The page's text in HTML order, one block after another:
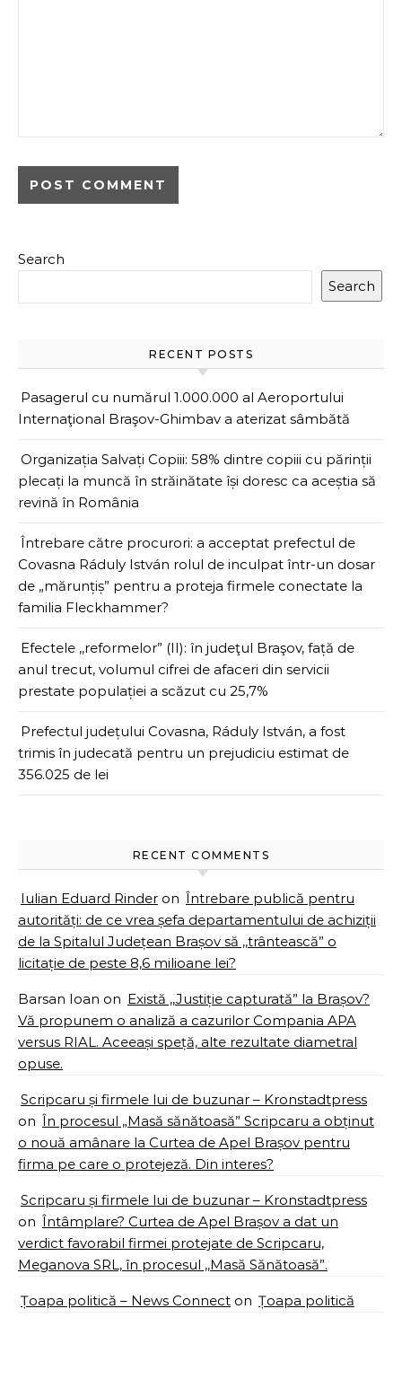
Search
Search
RECENT POSTS
Pasagerul cu numărul 1.000.000 al Aeroportului
Internaţional Braşov-Ghimbav a aterizat sâmbătă
Organizația Salvați Copiii: 58% dintre copiii cu părinții
plecați la muncă în străinătate își doresc ca aceștia să
revină în România
Întrebare către procurori: a acceptat prefectul de
Covasna Ráduly István rolul de inculpat într-un dosar
de „mărunțiș” pentru a proteja firmele conectate la
familia Fleckhammer?
Efectele ,,reformelor” (II): în judeţul Braşov, față de
anul trecut, volumul cifrei de afaceri din servicii
prestate populației a scăzut cu 25,7%
Prefectul județului Covasna, Ráduly István, a fost
trimis în judecată pentru un prejudiciu estimat de
356.025 de lei
RECENT COMMENTS
Iulian Eduard Rinder on Întrebare publică pentru
autorități: de ce vrea șefa departamentului de achiziții
de la Spitalul Județean Brașov să ,,trântească” o
licitație de peste 8,6 milioane lei?
Barsan Ioan on Există ,,Justiție capturată” la Brașov?
Vă propunem o analiză a cazurilor Compania APA
versus RIAL. Aceeași speță, alte rezultate diametral
opuse.
Scripcaru și firmele lui de buzunar – Kronstadtpress
on În procesul „Masă sănătoasă” Scripcaru a obținut
o nouă amânare la Curtea de Apel Brașov pentru
firma pe care o protejeză. Din interes?
Scripcaru și firmele lui de buzunar – Kronstadtpress
on Întâmplare? Curtea de Apel Brașov a dat un
verdict favorabil firmei protejate de Scripcaru,
Meganova SRL, în procesul ,,Masă Sănătoasă”.
Țoapa politică – News Connect on Țoapa politică